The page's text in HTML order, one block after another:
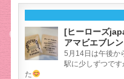
[ヒーローズ
アマビエブレ
5月14日は午後か
駅に少しずつで
た